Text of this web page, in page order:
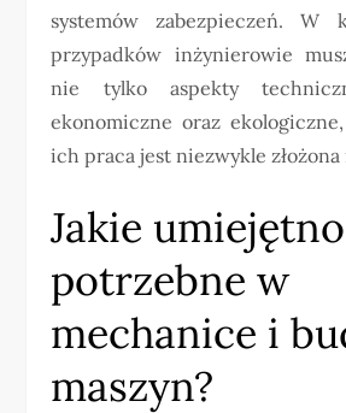
systemów zabezpieczeń. W
przypadków inżynierowie
nie tylko aspekty
ekonomiczne oraz
ich praca jest niezwykle złożona
Jakie
potrzebne w
mechanice i
maszyn?